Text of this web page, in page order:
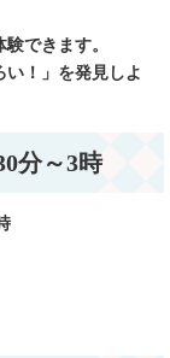
できます。
！」を発見しよ
分～3時